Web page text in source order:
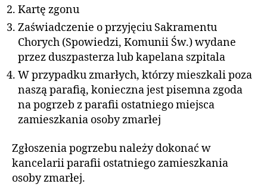
Kartę zgonu
Zaświadczenie o przyjęciu Sakramentu
Chorych (Spowiedzi, Komunii Św.) wydane
przez duszpasterza lub kapelana szpitala
W przypadku zmarłych, którzy mieszkali poza
naszą parafią, konieczna jest pisemna zgoda
na pogrzeb z parafii ostatniego miejsca
zamieszkania osoby zmarłej
Zgłoszenia pogrzebu należy dokonać w
kancelarii parafii ostatniego zamieszkania
osoby zmarłej.